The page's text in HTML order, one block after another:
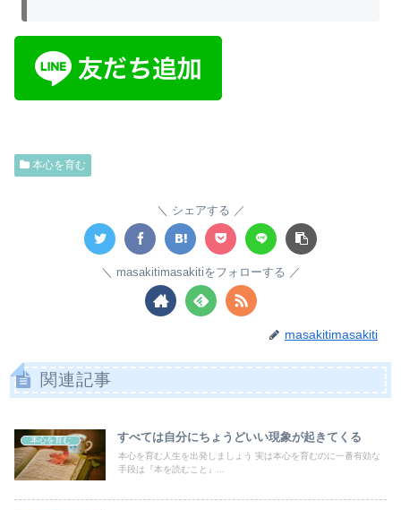
本心を育む
シェアする
masakitimasakitiをフォローする
masakitimasakiti
関連記事
本心を育む すべては自分にちょうどいい現象が起きてくる
本心を育む人生を出発しましょう 実は本心を育むのに一番有効な
手段は『本を読むこと』...